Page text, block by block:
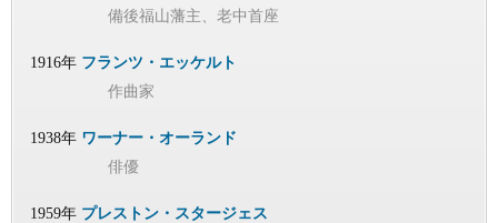
備後福山藩主、老中首座
1916年 フランツ・エッケルト
作曲家
1938年 ワーナー・オーランド
俳優
1959年 プレストン・スタージェス